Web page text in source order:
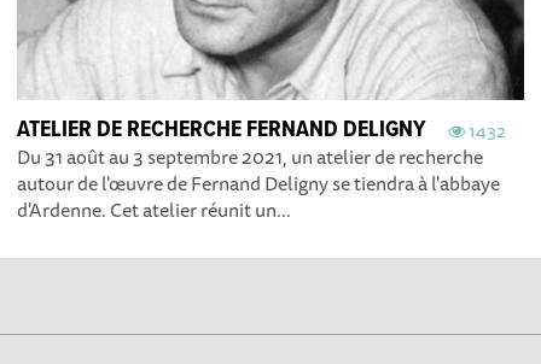
1432
ATELIER DE RECHERCHE FERNAND DELIGNY
Du 31 août au 3 septembre 2021, un atelier de recherche
autour de l'œuvre de Fernand Deligny se tiendra à l'abbaye
d'Ardenne. Cet atelier réunit un...